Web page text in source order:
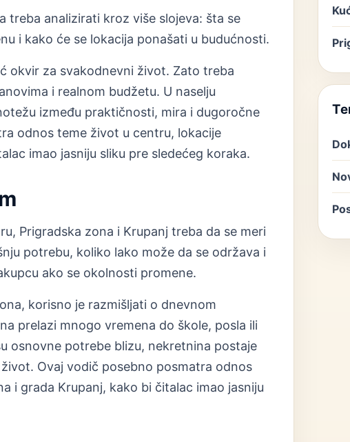
treba analizirati kroz više slojeva: šta se
i kako će se lokacija ponašati u budućnosti.
okvir za svakodnevni život. Zato treba
i realnom budžetu. U naselju
između praktičnosti, mira i dugoročne
odnos teme život u centru, lokacije
imao jasniju sliku pre sledećeg koraka.
Prigradska zona i Krupanj treba da se meri
potrebu, koliko lako može da se održava i
ako se okolnosti promene.
korisno je razmišljati o dnevnom
prelazi mnogo vremena do škole, posla ili
osnovne potrebe blizu, nekretnina postaje
Ovaj vodič posebno posmatra odnos
i grada Krupanj, kako bi čitalac imao jasniju